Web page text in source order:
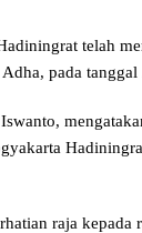
telah
pada
raja